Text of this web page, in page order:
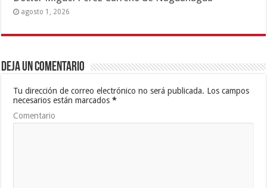
agosto 1, 2026
Deja un comentario
Tu dirección de correo electrónico no será publicada. Los campos
necesarios están marcados*
Comentario